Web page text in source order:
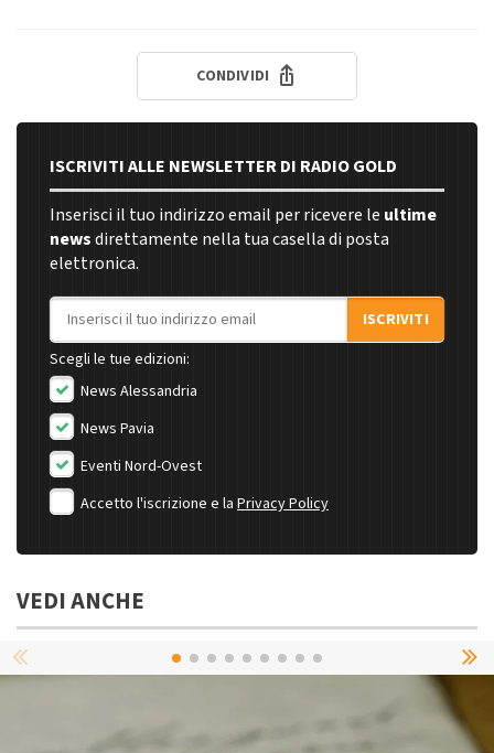
CONDIVIDI
ISCRIVITI ALLE NEWSLETTER DI RADIO GOLD
Inserisci il tuo indirizzo email per ricevere le ultime
newsdirettamente nella tua casella di posta
elettronica.
Indirizzo email
ISCRIVITI
Scegli le tue edizioni:
News Alessandria
News Pavia
Eventi Nord-Ovest
Accetto l'iscrizione e la Privacy Policy
VEDI ANCHE